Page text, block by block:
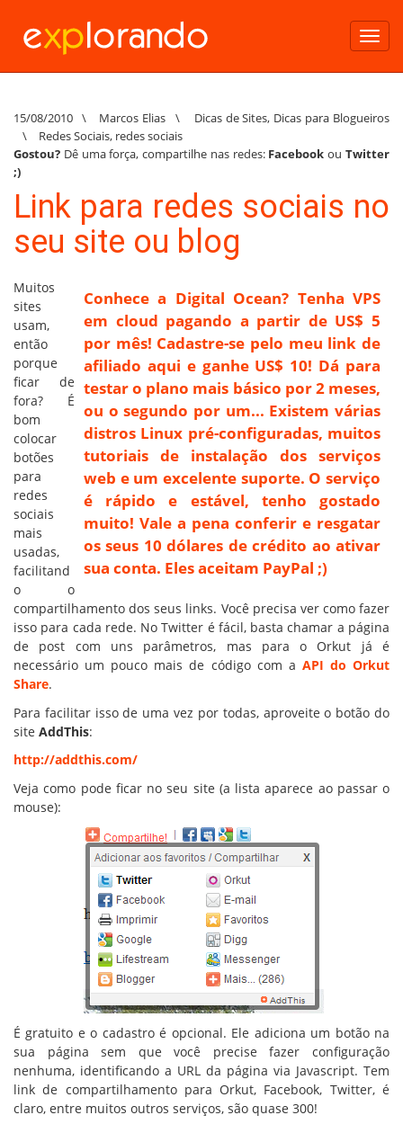
15/08/2010 \ Marcos Elias\ Dicas de Sites, Dicas para Blogueiros
\
Redes Sociais, redes sociais
Gostou? Dê uma força, compartilhe nas redes: Facebook ouTwitter
;)
Link para redes sociais no
seu site ou blog
Conhece a Digital Ocean? Tenha VPS
em cloud pagando a partir de US$ 5
por mês! Cadastre-se pelo meu link de
afiliado aqui e ganhe US$ 10! Dá para
testar o plano mais básico por 2 meses,
ou o segundo por um... Existem várias
distros Linux pré-configuradas, muitos
tutoriais de instalação dos serviços
web e um excelente suporte. O serviço
é rápido e estável, tenho gostado
muito! Vale a pena conferir e resgatar
os seus 10 dólares de crédito ao ativar
sua conta. Eles aceitam PayPal ;)
Muitos
sites
usam,
então
porque
ficar de
fora? É
bom
colocar
botões
para
redes
sociais
mais
usadas,
facilitand
o o
compartilhamento dos seus links. Você precisa ver como fazer
isso para cada rede. No Twitter é fácil, basta chamar a página
de post com uns parâmetros, mas para o Orkut já é
necessário um pouco mais de código com a API do Orkut
Share.
Para facilitar isso de uma vez por todas, aproveite o botão do
site AddThis:
http://addthis.com/
Veja como pode ficar no seu site (a lista aparece ao passar o
mouse):
É gratuito e o cadastro é opcional. Ele adiciona um botão na
sua página sem que você precise fazer configuração
nenhuma, identificando a URL da página via Javascript. Tem
link de compartilhamento para Orkut, Facebook, Twitter, é
claro, entre muitos outros serviços, são quase 300!